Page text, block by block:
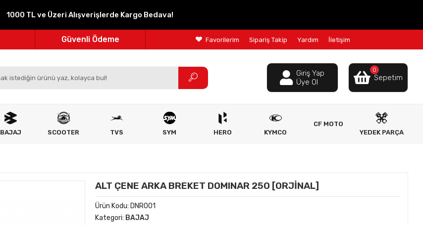
1000 TL ve Üzeri Alışverişlerde Kargo Bedava!
Parçanızın Online Adresi
100% Orijinal Ürün
Güvenli Ödeme
Ücretsiz İade
Favorilerim Sipariş Takip Yardım İletişim
Giriş Yap
Üye Ol
0
Sepetim
BAJAJ SCOOTER TVS SYM HERO KYMCO
CF MOTO
YEDEK PARÇA
ALT ÇENE ARKA BREKET DOMINAR 250 [ORJİNAL]
Ürün Kodu: DNR001
Kategori: BAJAJ